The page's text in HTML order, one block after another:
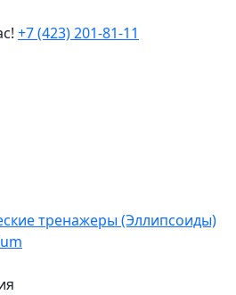
+7 (423) 201-81-11
тренажеры (Эллипсоиды)